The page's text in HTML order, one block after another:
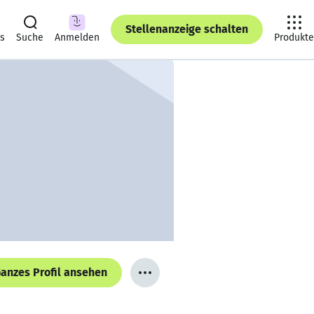
Suche Anmelden
Stellenanzeige schalten
Produkte
Profil ansehen